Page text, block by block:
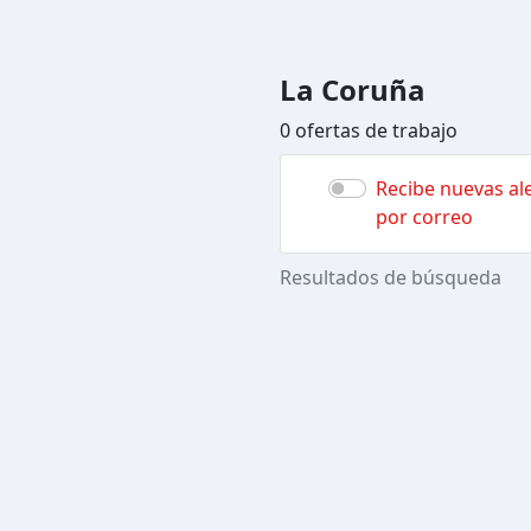
La Coruña
0 ofertas de trabajo
Recibe nuevas
por correo
Resultados de búsqueda